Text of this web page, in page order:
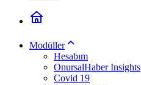
Modüller
Hesabım
OnursalHaber Insights
Covid 19